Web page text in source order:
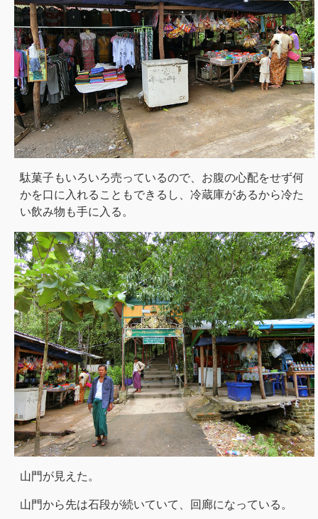
駄菓子もいろいろ売っているので、お腹の心配をせず何
かを口に入れることもできるし、冷蔵庫があるから冷た
い飲み物も手に入る。
山門が見えた。
山門から先は石段が続いていて、回廊になっている。